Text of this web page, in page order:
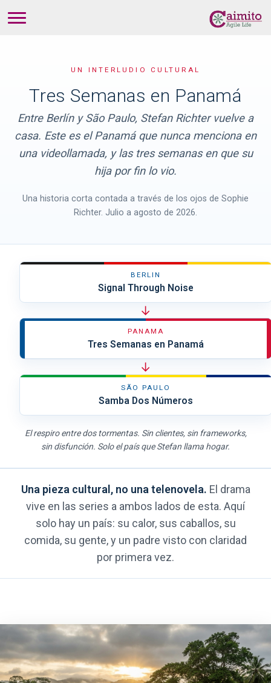
UN INTERLUDIO CULTURAL
Tres Semanas en Panamá
Entre Berlín y São Paulo, Stefan Richter vuelve a
casa. Este es el Panamá que nunca menciona en
una videollamada, y las tres semanas en que su
hija por fin lo vio.
Una historia corta contada a través de los ojos de Sophie
Richter. Julio a agosto de 2026.
BERLIN
Signal Through Noise
→
PANAMA
Tres Semanas en Panamá
→
SÃO PAULO
Samba Dos Números
El respiro entre dos tormentas. Sin clientes, sin frameworks,
sin disfunción. Solo el país que Stefan llama hogar.
Una pieza cultural, no una telenovela. El drama
vive en las series a ambos lados de esta. Aquí
solo hay un país: su calor, sus caballos, su
comida, su gente, y un padre visto con claridad
por primera vez.